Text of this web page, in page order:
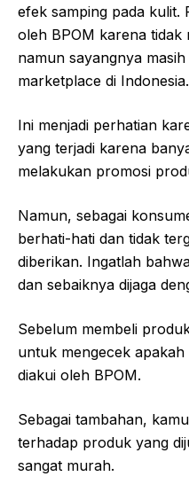
efek samping pada kulit.
oleh BPOM karena tidak
namun sayangnya
marketplace di Indonesia.
Ini menjadi perhatian
yang terjadi karena
melakukan promosi
Namun, sebagai
berhati-hati dan tidak
diberikan. Ingatlah
dan sebaiknya dijaga
Sebelum membeli
untuk mengecek
diakui oleh BPOM.
Sebagai tambahan,
terhadap produk yang
sangat murah.